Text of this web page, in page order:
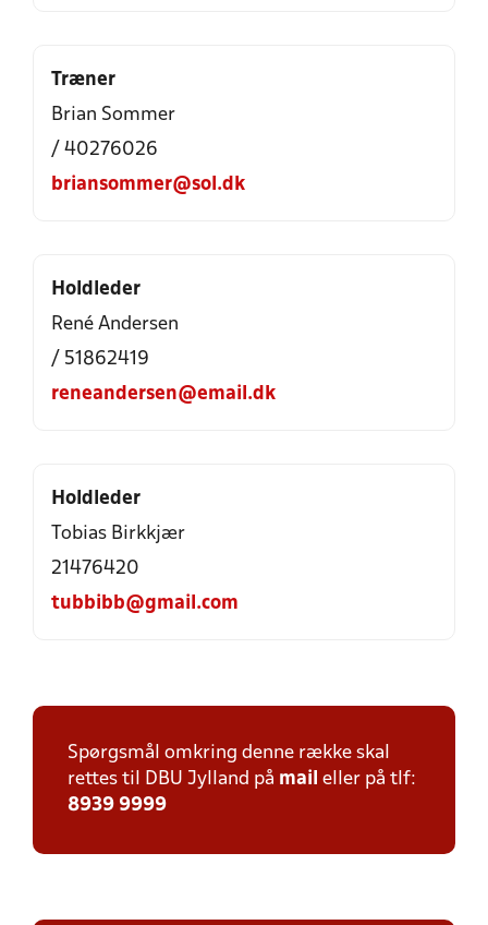
Træner
Brian Sommer
/ 40276026
briansommer@sol.dk
Holdleder
René Andersen
/ 51862419
reneandersen@email.dk
Holdleder
Tobias Birkkjær
21476420
tubbibb@gmail.com
Spørgsmål omkring denne række skal
rettes til DBU Jylland på mail eller på tlf:
8939 9999